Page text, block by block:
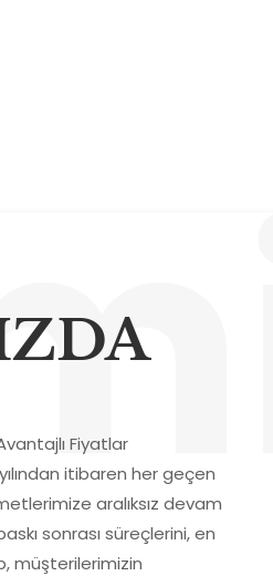
Fiyatlar
itibaren her geçen
aralıksız devam
sonrası süreçlerini, en
müşterilerimizin